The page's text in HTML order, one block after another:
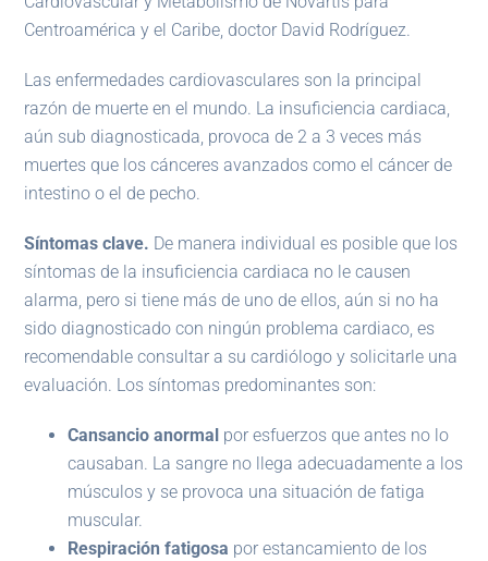
Centroamérica y el Caribe, doctor David Rodríguez.
Las enfermedades cardiovasculares son la principal
razón de muerte en el mundo. La insuficiencia cardiaca,
aún sub diagnosticada, provoca de 2 a 3 veces más
muertes que los cánceres avanzados como el cáncer de
intestino o el de pecho.
Síntomas clave. De manera individual es posible que los
síntomas de la insuficiencia cardiaca no le causen
alarma, pero si tiene más de uno de ellos, aún si no ha
sido diagnosticado con ningún problema cardiaco, es
recomendable consultar a su cardiólogo y solicitarle una
evaluación. Los síntomas predominantes son:
Cansancio anormal por esfuerzos que antes no lo
causaban. La sangre no llega adecuadamente a los
músculos y se provoca una situación de fatiga
muscular.
Respiración fatigosa por estancamiento de los